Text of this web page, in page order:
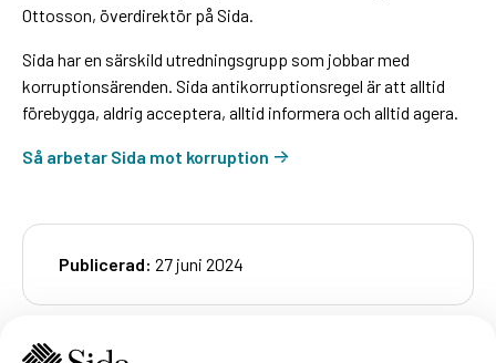
Ottosson, överdirektör på Sida.
Sida har en särskild utredningsgrupp som jobbar med
korruptionsärenden. Sida antikorruptionsregel är att alltid
förebygga, aldrig acceptera, alltid informera och alltid agera.
Så arbetar Sida mot korruption
Publicerad: 27 juni 2024